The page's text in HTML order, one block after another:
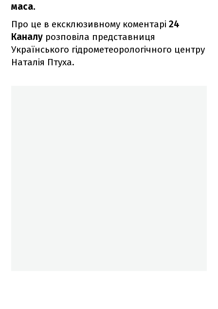
маса.
Про це в ексклюзивному коментарі 24
Каналу розповіла представниця
Українського гідрометеорологічного центру
Наталія Птуха.